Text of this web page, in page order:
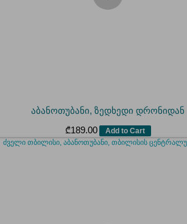
აბანოთუბანი, ზედხედი დრონიდან
₾189.00 Add to Cart